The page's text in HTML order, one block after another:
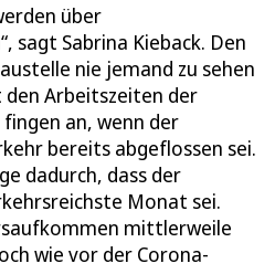
über
sagt Sabrina Kieback. Den
nie jemand zu sehen
den Arbeitszeiten der
an, wenn der
bereits abgeflossen sei.
dadurch, dass der
Monat sei.
mittlerweile
wie vor der Corona-